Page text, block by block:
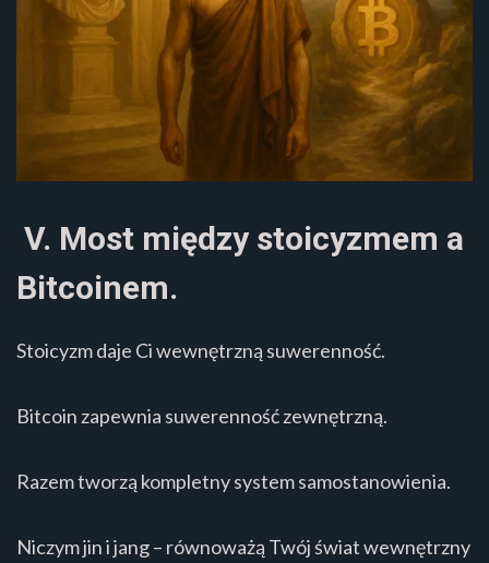
V. Most między stoicyzmem a
Bitcoinem.
Stoicyzm daje Ci wewnętrzną suwerenność.
Bitcoin zapewnia suwerenność zewnętrzną.
Razem tworzą kompletny system samostanowienia.
Niczym jin i jang – równoważą Twój świat wewnętrzny